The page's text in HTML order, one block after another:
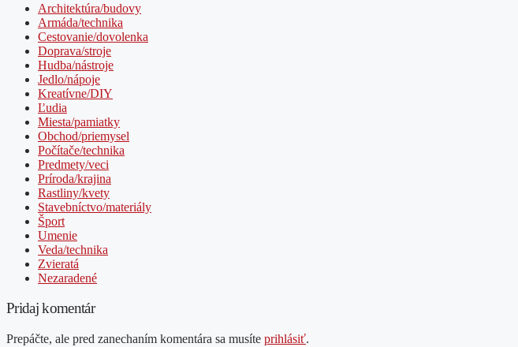
Architektúra/budovy
Armáda/technika
Cestovanie/dovolenka
Doprava/stroje
Hudba/nástroje
Jedlo/nápoje
Kreatívne/DIY
Ľudia
Miesta/pamiatky
Obchod/priemysel
Počítače/technika
Predmety/veci
Príroda/krajina
Rastliny/kvety
Stavebníctvo/materiály
Šport
Umenie
Veda/technika
Zvieratá
Nezaradené
Pridaj komentár
Prepáčte, ale pred zanechaním komentára sa musíte prihlásiť.